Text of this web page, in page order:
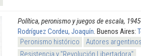
Política, peronismo y juegos de escala,
Rodríguez Cordeu, Joaquín . Buenos Aires:
Peronismo histórico
Autores argentinos
Resistencia y "Revolución Libertadora"